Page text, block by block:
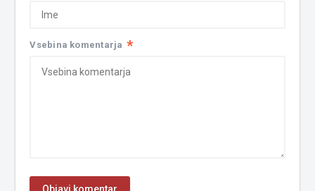
Vsebina komentarja *